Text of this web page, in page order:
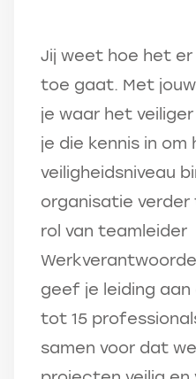
Jij weet hoe het
toe gaat. Met
je waar het
je die kennis in om
veiligheidsniveau
organisatie verder
rol van teamleider
geef je leiding aan
tot 15
samen voor dat